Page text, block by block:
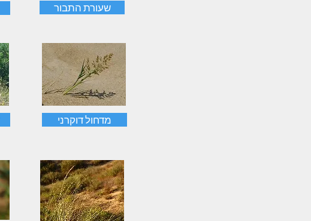
שעורת התבור
מדחול דוקרני